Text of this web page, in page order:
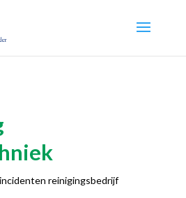
reinigingsbedrijf